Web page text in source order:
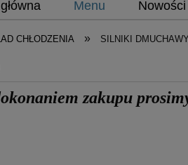
Menu Nowości
CHŁODZENIA » SILNIKI
zakupu